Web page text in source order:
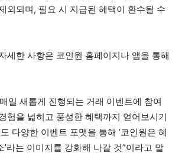
외되며, 필요 시 지급된 혜택이 환수될 수
세한 사항은 코인원 홈페이지나 앱을 통해
일 새롭게 진행되는 거래 이벤트에 참여
험을 넓히고 풍성한 혜택까지 얻어보시기
다양한 이벤트 포맷을 통해 ‘코인원은 혜
’라는 이미지를 강화해 나갈 것”이라고 말